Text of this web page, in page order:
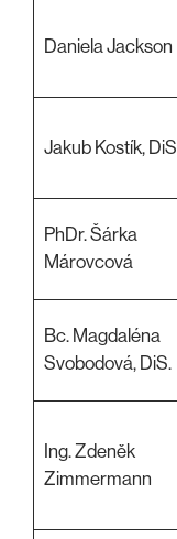
Daniela Jackson
Jakub Kostík, DiS
PhDr. Šárka
Márovcová
Bc. Magdaléna
Svobodová, DiS.
Ing. Zdeněk
Zimmermann